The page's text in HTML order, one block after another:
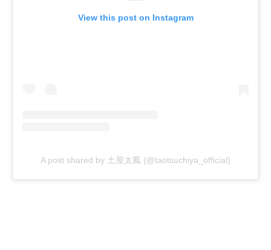
View this post on Instagram
A post shared by 土屋太鳳 (@taotsuchiya_official)